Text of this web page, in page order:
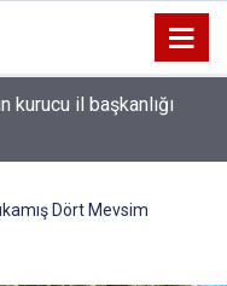
kurucu il başkanlığı
Dört Mevsim